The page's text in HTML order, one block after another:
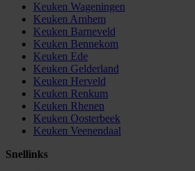
Keuken Wageningen
Keuken Arnhem
Keuken Barneveld
Keuken Bennekom
Keuken Ede
Keuken Gelderland
Keuken Herveld
Keuken Renkum
Keuken Rhenen
Keuken Oosterbeek
Keuken Veenendaal
Snellinks